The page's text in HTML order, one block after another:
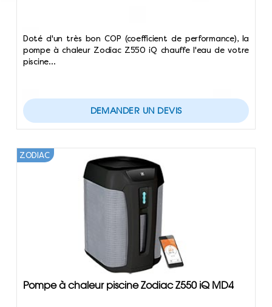
Doté d'un très bon COP (coefficient de performance), la
pompe à chaleur Zodiac Z550 iQ chauffe l'eau de votre
piscine…
DEMANDER UN DEVIS
Pompe à chaleur piscine Zodiac Z550 iQ MD4
ZODIAC